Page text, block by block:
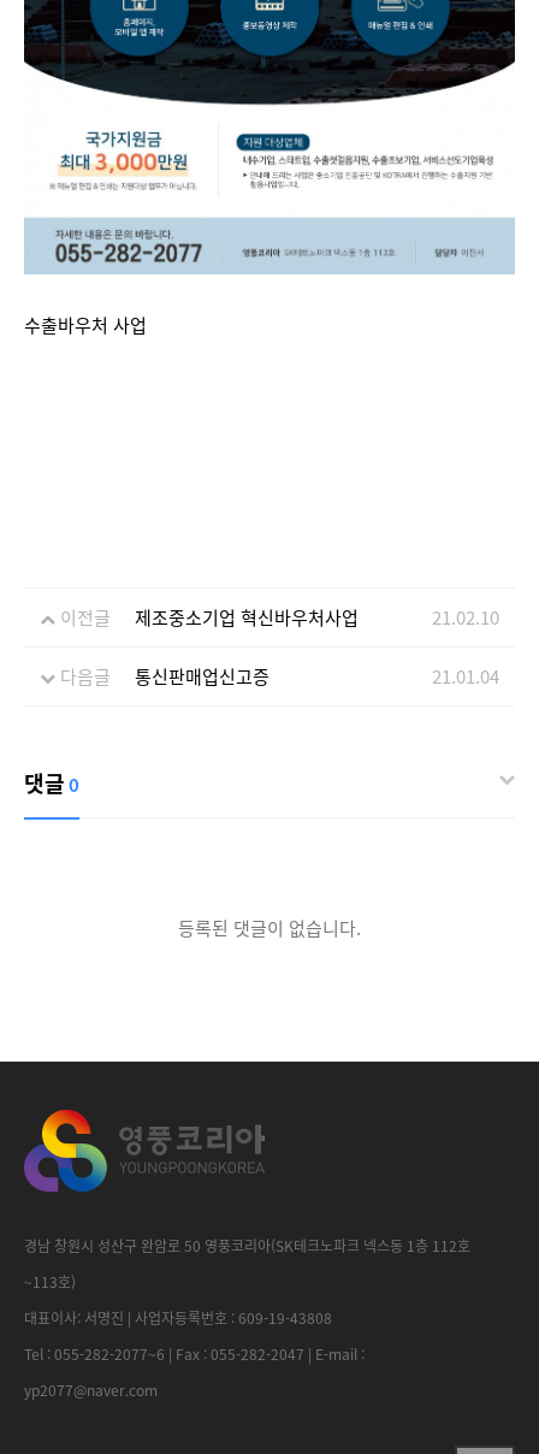
수출바우처 사업
이전글 제조중소기업 혁신바우처사업 21.02.10
다음글 통신판매업신고증 21.01.04
댓글0
등록된 댓글이 없습니다.
경남 창원시 성산구 완암로 50 영풍코리아(SK테크노파크 넥스동 1층 112호
~113호)
대표이사: 서명진 | 사업자등록번호 : 609-19-43808
Tel : 055-282-2077~6 | Fax : 055-282-2047 | E-mail :
yp2077@naver.com